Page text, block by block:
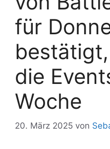
für
die
Woche
20. März 2025 von